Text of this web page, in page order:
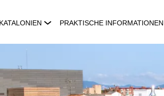
PRAKTISCHE INFORMATIONEN